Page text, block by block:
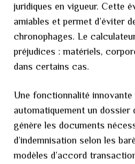
juridiques en vigueur. Cette
amiables et permet d’éviter
chronophages. Le
préjudices : matériels,
dans certains cas.
Une fonctionnalité
automatiquement un dossier
génère les documents
d’indemnisation selon les
modèles d’accord